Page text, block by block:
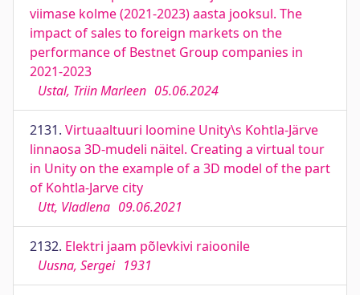
viimase kolme (2021-2023) aasta jooksul. The
impact of sales to foreign markets on the
performance of Bestnet Group companies in
2021-2023
Ustal, Triin Marleen 05.06.2024
2131. Virtuaaltuuri loomine Unity\s Kohtla-Järve
linnaosa 3D-mudeli näitel. Creating a virtual tour
in Unity on the example of a 3D model of the part
of Kohtla-Jarve city
Utt, Vladlena 09.06.2021
2132. Elektri jaam põlevkivi raioonile
Uusna, Sergei 1931